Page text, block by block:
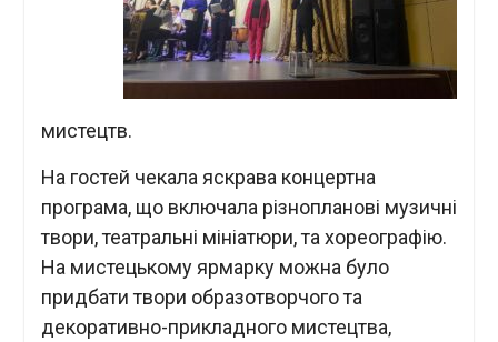
мистецтв.
На гостей чекала яскрава концертна
програма, що включала різнопланові музичні
твори, театральні мініатюри, та хореографію.
На мистецькому ярмарку можна було
придбати твори образотворчого та
декоративно-прикладного мистецтва,